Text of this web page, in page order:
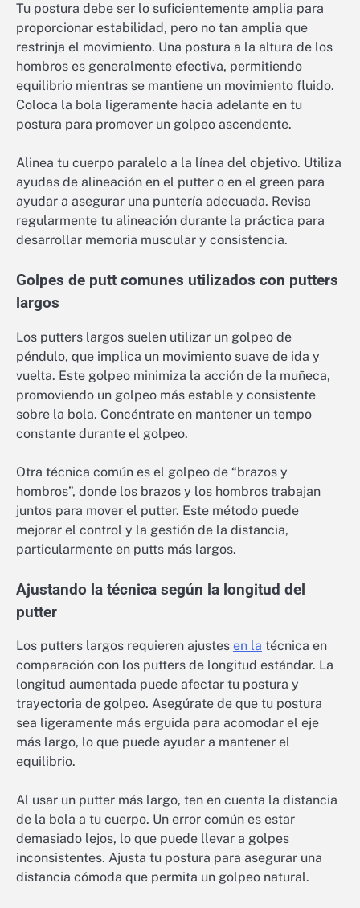
Tu postura debe ser lo suficientemente amplia para
proporcionar estabilidad, pero no tan amplia que
restrinja el movimiento. Una postura a la altura de los
hombros es generalmente efectiva, permitiendo
equilibrio mientras se mantiene un movimiento fluido.
Coloca la bola ligeramente hacia adelante en tu
postura para promover un golpeo ascendente.
Alinea tu cuerpo paralelo a la línea del objetivo. Utiliza
ayudas de alineación en el putter o en el green para
ayudar a asegurar una puntería adecuada. Revisa
regularmente tu alineación durante la práctica para
desarrollar memoria muscular y consistencia.
Golpes de putt comunes utilizados con putters
largos
Los putters largos suelen utilizar un golpeo de
péndulo, que implica un movimiento suave de ida y
vuelta. Este golpeo minimiza la acción de la muñeca,
promoviendo un golpeo más estable y consistente
sobre la bola. Concéntrate en mantener un tempo
constante durante el golpeo.
Otra técnica común es el golpeo de “brazos y
hombros”, donde los brazos y los hombros trabajan
juntos para mover el putter. Este método puede
mejorar el control y la gestión de la distancia,
particularmente en putts más largos.
Ajustando la técnica según la longitud del
putter
Los putters largos requieren ajustes en la técnica en
comparación con los putters de longitud estándar. La
longitud aumentada puede afectar tu postura y
trayectoria de golpeo. Asegúrate de que tu postura
sea ligeramente más erguida para acomodar el eje
más largo, lo que puede ayudar a mantener el
equilibrio.
Al usar un putter más largo, ten en cuenta la distancia
de la bola a tu cuerpo. Un error común es estar
demasiado lejos, lo que puede llevar a golpes
inconsistentes. Ajusta tu postura para asegurar una
distancia cómoda que permita un golpeo natural.